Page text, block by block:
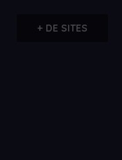
+ DE SITES